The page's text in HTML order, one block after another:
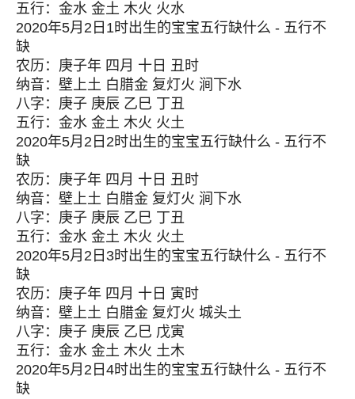
五行：金水 金土 木火 火水
2020年5月2日1时出生的宝宝五行缺什么 - 五行不
缺
农历：庚子年 四月 十日 丑时
纳音：壁上土 白腊金 复灯火 涧下水
八字：庚子 庚辰 乙巳 丁丑
五行：金水 金土 木火 火土
2020年5月2日2时出生的宝宝五行缺什么 - 五行不
缺
农历：庚子年 四月 十日 丑时
纳音：壁上土 白腊金 复灯火 涧下水
八字：庚子 庚辰 乙巳 丁丑
五行：金水 金土 木火 火土
2020年5月2日3时出生的宝宝五行缺什么 - 五行不
缺
农历：庚子年 四月 十日 寅时
纳音：壁上土 白腊金 复灯火 城头土
八字：庚子 庚辰 乙巳 戊寅
五行：金水 金土 木火 土木
2020年5月2日4时出生的宝宝五行缺什么 - 五行不
缺